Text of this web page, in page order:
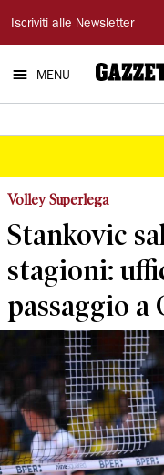
Gazzetta
di
Modena
Iscriviti alle Newsletter
MENU
Volley Superlega
Stankovic
stagioni:
passaggio